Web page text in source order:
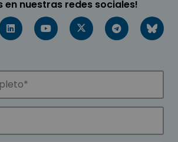
en nuestras redes sociales!